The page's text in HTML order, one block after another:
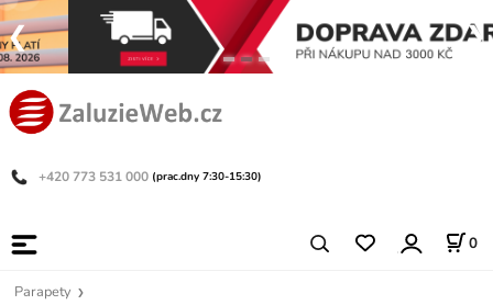
+420 773 531 000 (prac.dny 7:30-15:30)
0
Parapety